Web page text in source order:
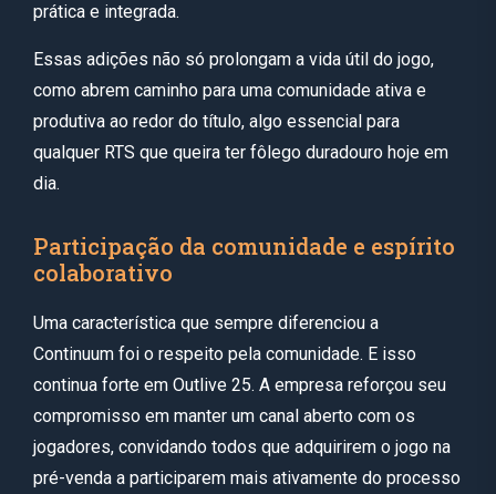
prática e integrada.
Essas adições não só prolongam a vida útil do jogo,
como abrem caminho para uma comunidade ativa e
produtiva ao redor do título, algo essencial para
qualquer RTS que queira ter fôlego duradouro hoje em
dia.
Participação da comunidade e espírito
colaborativo
Uma característica que sempre diferenciou a
Continuum foi o respeito pela comunidade. E isso
continua forte em Outlive 25. A empresa reforçou seu
compromisso em manter um canal aberto com os
jogadores, convidando todos que adquirirem o jogo na
pré-venda a participarem mais ativamente do processo